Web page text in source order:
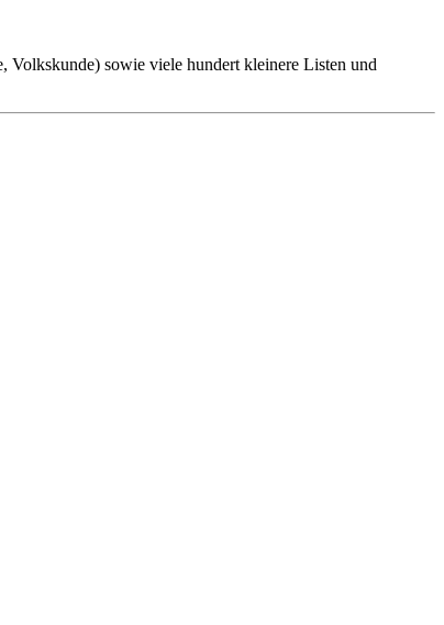
Volkskunde) sowie viele hundert kleinere Listen und